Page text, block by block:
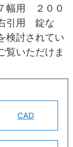
幅用 ２００
引用 錠な
検討されてい
覧いただけま
CAD